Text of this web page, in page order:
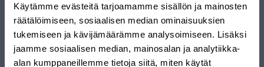
Käytämme evästeitä tarjoamamme sisällön ja mainosten
räätälöimiseen, sosiaalisen median ominaisuuksien
tukemiseen ja kävijämäärämme analysoimiseen. Lisäksi
jaamme sosiaalisen median, mainosalan ja analytiikka-
alan kumppaneillemme tietoja siitä, miten käytät
AQ006-EVO-V1
89,00 €